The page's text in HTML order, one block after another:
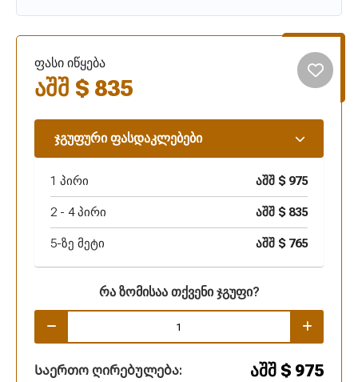
ფასი იწყება
აშშ $ 835
ჯგუფური ფასდაკლებები
1 პირი აშშ $ 975
2 - 4პირი აშშ $ 835
5-ზე მეტი აშშ $ 765
რა ზომისაა თქვენი ჯგუფი?
Საერთო ღირებულება: აშშ $ 975